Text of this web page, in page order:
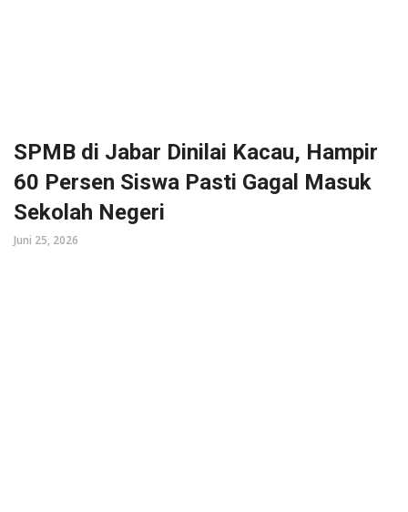
SPMB di Jabar Dinilai Kacau, Hampir
60 Persen Siswa Pasti Gagal Masuk
Sekolah Negeri
Juni 25, 2026